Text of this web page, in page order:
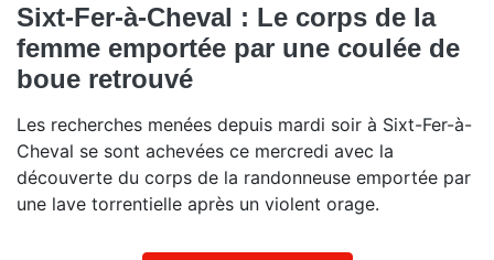
Sixt-Fer-à-Cheval : Le corps de la
femme emportée par une coulée de
boue retrouvé
Les recherches menées depuis mardi soir à Sixt-Fer-à-
Cheval se sont achevées ce mercredi avec la
découverte du corps de la randonneuse emportée par
une lave torrentielle après un violent orage.